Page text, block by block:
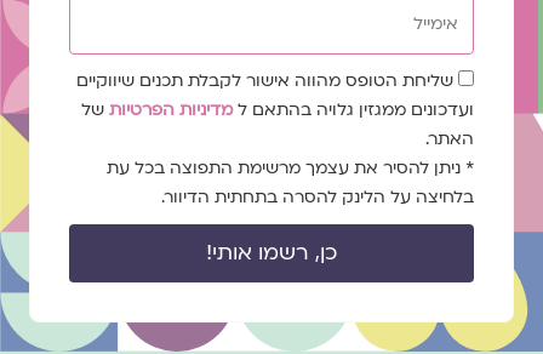
שדה
הסכמה
שליחת הטופס מהווה אישור לקבלת תכנים שיווקיים
ועדכונים ממגזין גלויה בהתאם למדיניות הפרטיות של
האתר.
* ניתן להסיר את עצמך מרשימת התפוצה בכל עת
בלחיצה על הלינק להסרה בתחתית הדיוור.
כן, רשמו אותי!